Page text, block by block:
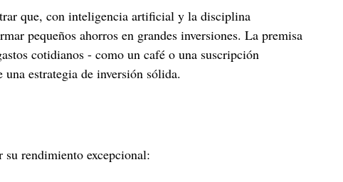
que, con inteligencia artificial y la disciplina
pequeños ahorros en grandes inversiones. La premisa
cotidianos - como un café o una suscripción
estrategia de inversión sólida.
su rendimiento excepcional: